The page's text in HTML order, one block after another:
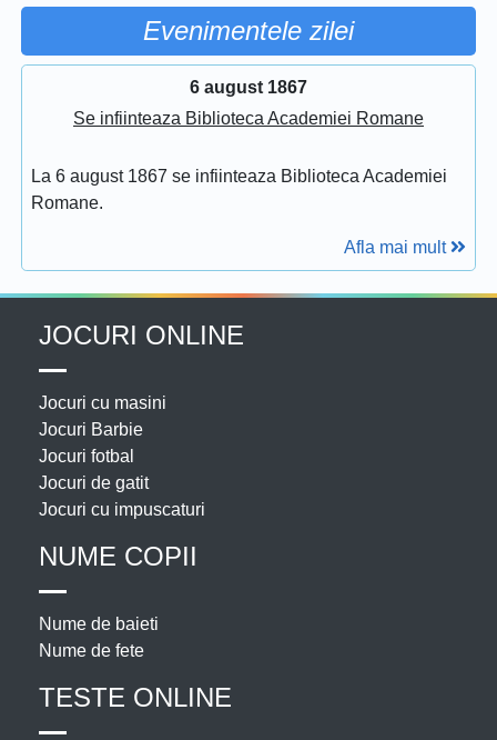
Evenimentele zilei
6 august 1867
Se infiinteaza Biblioteca Academiei Romane
La 6 august 1867 se infiinteaza Biblioteca Academiei
Romane.
Afla mai mult
JOCURI ONLINE
Jocuri cu masini
Jocuri Barbie
Jocuri fotbal
Jocuri de gatit
Jocuri cu impuscaturi
NUME COPII
Nume de baieti
Nume de fete
TESTE ONLINE